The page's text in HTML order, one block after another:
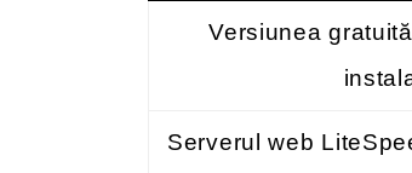
Versiunea
Serverul web